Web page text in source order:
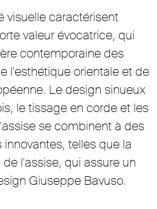
visuelle caractérisent
valeur évocatrice, qui
contemporaine des
l'esthétique orientale et de
Le design sinueux
le tissage en corde et les
se combinent à des
telles que la
l'assise, qui assure un
Giuseppe Bavuso.